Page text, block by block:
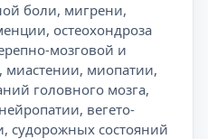
боли, мигрени,
остеохондроза
мозговой и
миопатии,
головного мозга,
вегето-
судорожных состояний